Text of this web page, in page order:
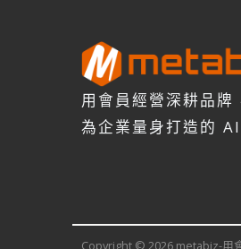
用會員經營深耕品牌
為企業量身打造的
Copyright © 2026 metabiz-用